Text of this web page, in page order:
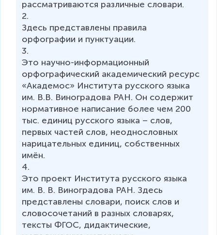
рассматриваются различные словари.
2.
Здесь представлены правила
орфографии и пунктуации.
3.
Это научно-информационный
орфографический академический ресурс
«Академос» Института русского языка
им. В.В. Виноградова РАН. Он содержит
нормативное написание более чем 200
тыс. единиц русского языка – слов,
первых частей слов, неоднословных
нарицательных единиц, собственных
имён.
4.
Это проект Института русского языка
им. В. В. Виноградова РАН. Здесь
представлены словари, поиск слов и
словосочетаний в разных словарях,
тексты ФГОС, дидактические,